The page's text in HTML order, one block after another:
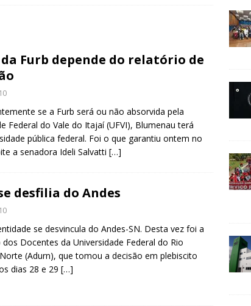
Furb depende do relatório de
se a Furb será ou não absorvida pela
Federal do Vale do Itajaí (UFVI), Blumenau terá
pública federal. Foi o que garantiu ontem no
a senadora Ideli Salvatti […]
desfilia do Andes
se desvincula do Andes-SN. Desta vez foi a
dos Docentes da Universidade Federal do Rio
(Adurn), que tomou a decisão em plebiscito
dias 28 e 29 […]